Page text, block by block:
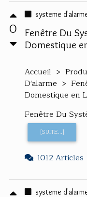
0
systeme
Fenêtre Du
Domestique
Accueil >
D'alarme >
Domestique en
Fenêtre Du
[SUITE...]
1012 Articles
systeme